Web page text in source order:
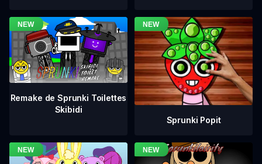
Remake de Sprunki Toilettes
Skibidi
Sprunki Popit